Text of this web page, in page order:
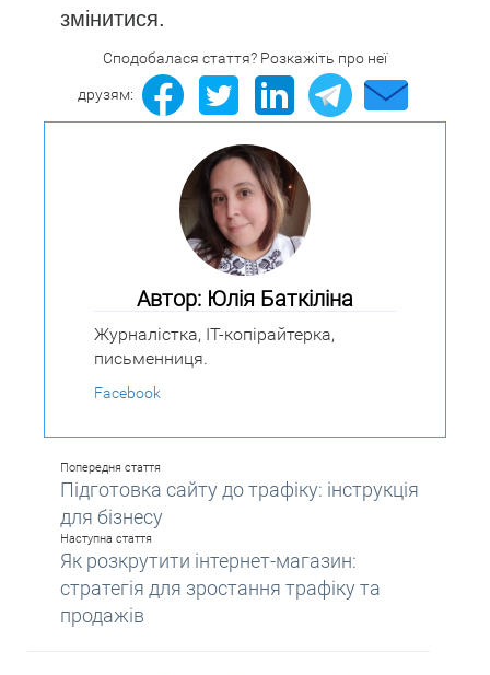
змінитися.
Сподобалася стаття? Розкажіть про неї
друзям:
Автор: Юлія Баткіліна
Журналістка, IT-копірайтерка,
письменниця.
Facebook
Попередня стаття
Підготовка сайту до трафіку: інструкція
для бізнесу
Наступна стаття
Як розкрутити інтернет-магазин:
стратегія для зростання трафіку та
продажів